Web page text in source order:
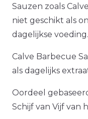
Sauzen zoals
niet geschikt als
dagelijkse voeding.
Calve Barbecue
als dagelijks
Oordeel
Schijf van Vijf van